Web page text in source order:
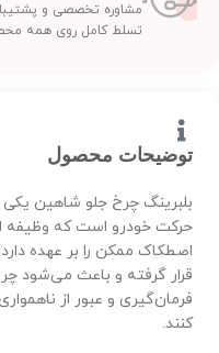
مشاوره تخصصی و
تسلط کامل روی همه
توضیحات محصول
بلبرینگ چرخ جلو شاهین
حرکت خودرو است که وظیفه
اصطکاک ممکن را بر عهده
قرار گرفته و باعث می‌شود
فرمان‌گیری و عبور از
کنند.